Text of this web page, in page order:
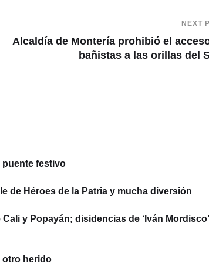
NEXT
Alcaldía de Montería prohibió el
bañistas a las orillas del
puente festivo
de Héroes de la Patria y mucha diversión
y Popayán; disidencias de ‘Iván Mordisco’
otro herido